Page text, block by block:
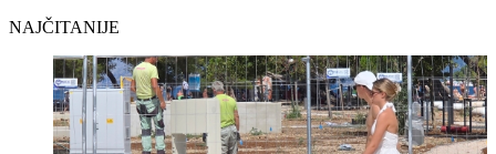
NAJČITANIJE